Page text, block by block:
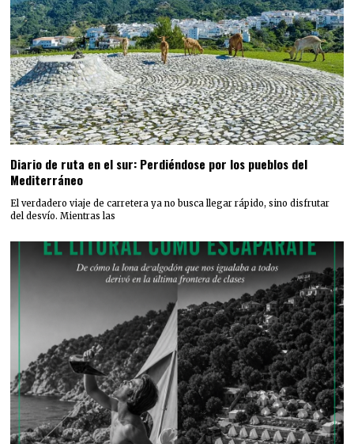
Diario de ruta en el sur: Perdiéndose por los pueblos del
Mediterráneo
El verdadero viaje de carretera ya no busca llegar rápido, sino disfrutar
del desvío. Mientras las